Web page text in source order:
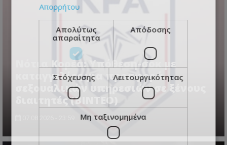
Νότια Κορέα: Υπόθεση-σοκ με
καταγγελίες για προσφορά
σεξουαλικών υπηρεσιών σε ξένους
διαιτητές (BINTEO)
Απορρήτου
Απολύτως
απαραίτητα
Απόδοσης
Στόχευσης Λειτουργικότητας
Μη ταξινομημένα